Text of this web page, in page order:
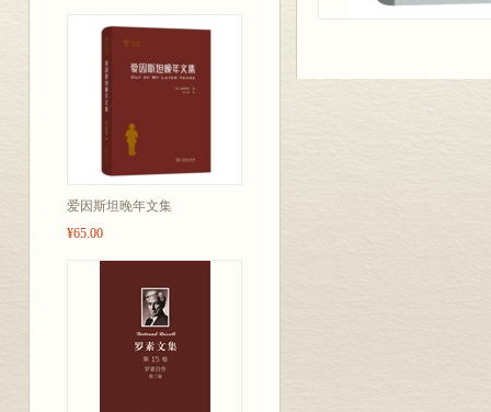
爱因斯坦晚年文集
¥65.00